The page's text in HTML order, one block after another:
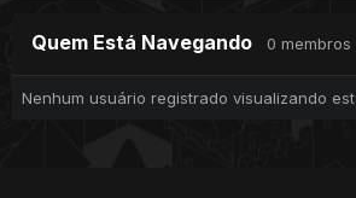
Quem Está Navegando 0
Nenhum usuário registrado visualizando